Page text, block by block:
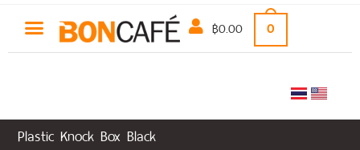
฿0.00 0
Plastic Knock Box Black